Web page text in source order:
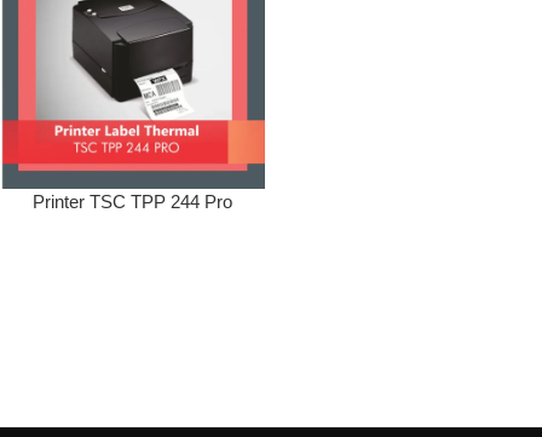
Printer TSC TPP 244 Pro